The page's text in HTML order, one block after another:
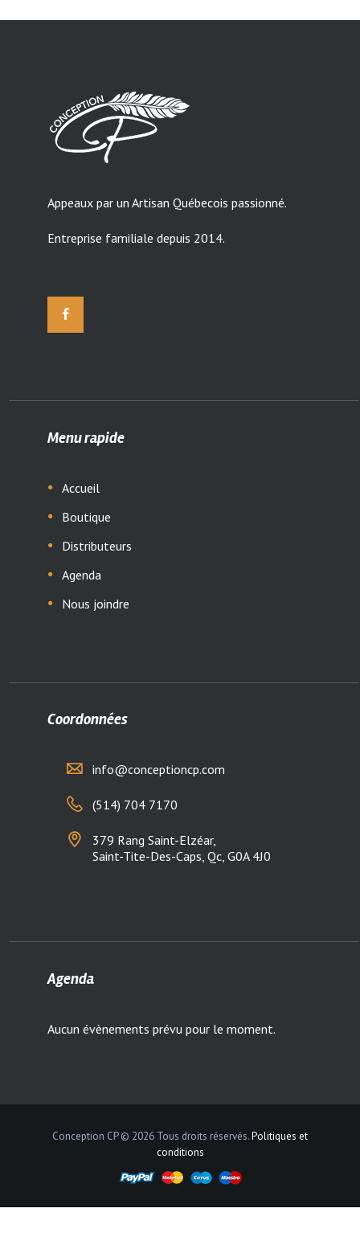
Appeaux par un Artisan Québecois passionné.
Entreprise familiale depuis 2014.
Menu rapide
Accueil
Boutique
Distributeurs
Agenda
Nous joindre
Coordonnées
info@conceptioncp.com
(514) 704 7170
379 Rang Saint-Elzéar,
Saint-Tite-Des-Caps, Qc, G0A 4J0
Agenda
Aucun évènements prévu pour le moment.
Conception CP © 2026 Tous droits réservés.Politiques et
conditions